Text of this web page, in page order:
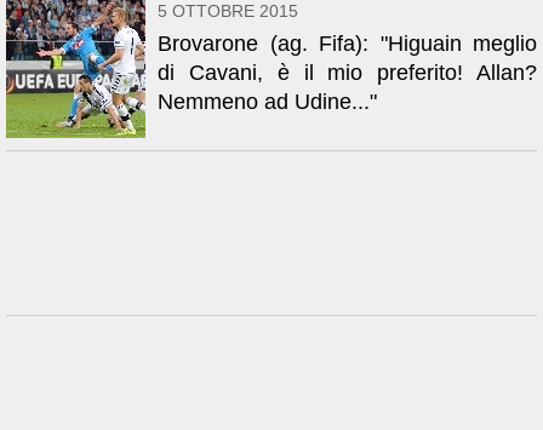
5 OTTOBRE 2015
Brovarone (ag. Fifa): "Higuain meglio
di Cavani, è il mio preferito! Allan?
Nemmeno ad Udine..."